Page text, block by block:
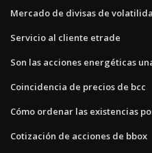
Mercado de divisas de
Servicio al cliente etrade
Son las acciones energéticas
Coincidencia de precios de bcc
Cómo ordenar las existencias
Cotización de acciones de bbox